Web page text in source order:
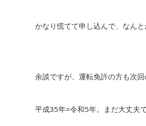
かなり慌てて申し込んで、なん
余談ですが、運転免許の方も次
平成35年=令和5年。まだ大丈夫